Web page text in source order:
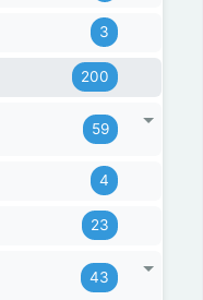
3
200
59
4
23
43